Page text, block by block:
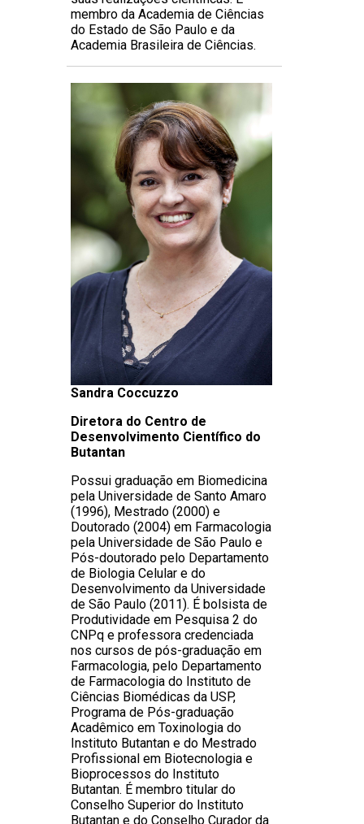
membro da Academia de Ciências
do Estado de São Paulo e da
Academia Brasileira de Ciências.
Sandra Coccuzzo
Diretora do Centro de
Desenvolvimento Científico do
Butantan
Possui graduação em Biomedicina
pela Universidade de Santo Amaro
(1996), Mestrado (2000) e
Doutorado (2004) em Farmacologia
pela Universidade de São Paulo e
Pós-doutorado pelo Departamento
de Biologia Celular e do
Desenvolvimento da Universidade
de São Paulo (2011). É bolsista de
Produtividade em Pesquisa 2 do
CNPq e professora credenciada
nos cursos de pós-graduação em
Farmacologia, pelo Departamento
de Farmacologia do Instituto de
Ciências Biomédicas da USP,
Programa de Pós-graduação
Acadêmico em Toxinologia do
Instituto Butantan e do Mestrado
Profissional em Biotecnologia e
Bioprocessos do Instituto
Butantan. É membro titular do
Conselho Superior do Instituto
Butantan e do Conselho Curador da